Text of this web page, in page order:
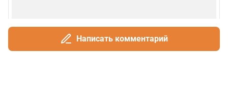
Написать комментарий